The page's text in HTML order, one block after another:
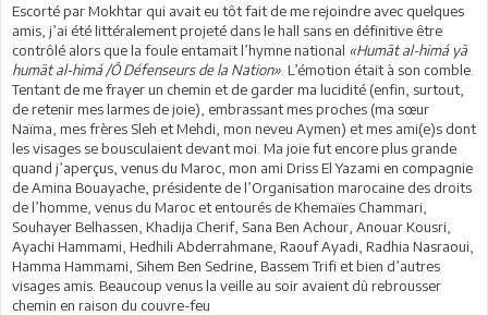
Escorté par Mokhtar qui avait eu tôt fait de me rejoindre avec quelques
amis, j’ai été littéralement projeté dans le hall sans en définitive être
contrôlé alors que la foule entamait l’hymne national «Humāt al-himá yā
humāt al-himá /Ô Défenseurs de la Nation» . L’émotion était à son comble.
Tentant de me frayer un chemin et de garder ma lucidité (enfin, surtout,
de retenir mes larmes de joie), embrassant mes proches (ma sœur
Naïma, mes frères Sleh et Mehdi, mon neveu Aymen) et mes ami(e)s dont
les visages se bousculaient devant moi. Ma joie fut encore plus grande
quand j’aperçus, venus du Maroc, mon ami Driss El Yazami en compagnie
de Amina Bouayache, présidente de l’Organisation marocaine des droits
de l’homme, venus du Maroc et entourés de Khemaïes Chammari,
Souhayer Belhassen, Khadija Cherif, Sana Ben Achour, Anouar Kousri,
Ayachi Hammami, Hedhili Abderrahmane, Raouf Ayadi, Radhia Nasraoui,
Hamma Hammami, Sihem Ben Sedrine, Bassem Trifi et bien d’autres
visages amis. Beaucoup venus la veille au soir avaient dû rebrousser
chemin en raison du couvre-feu